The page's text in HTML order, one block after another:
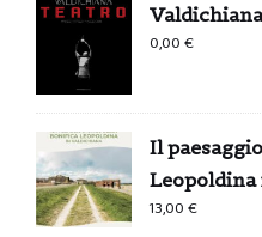
0,00€
Il
13,00€